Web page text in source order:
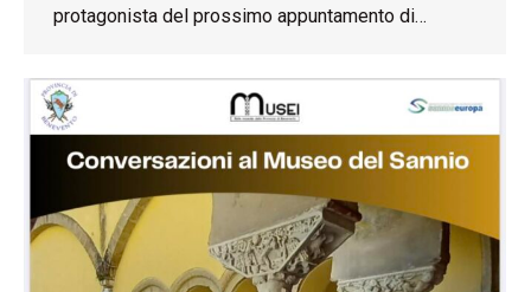
protagonista del prossimo appuntamento di…